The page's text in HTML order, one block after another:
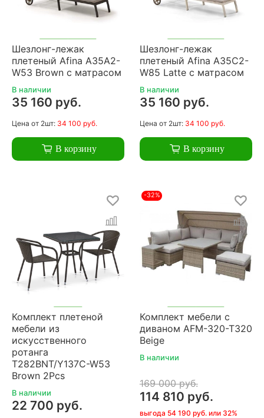
Шезлонг-лежак
плетеный Afina A35A2-
W53 Brown с матрасом
В наличии
35 160 руб.
Цена от 2шт: 34 100 руб.
В корзину
Шезлонг-лежак
плетеный Afina A35C2-
W85 Latte с матрасом
В наличии
35 160 руб.
Цена от 2шт: 34 100 руб.
В корзину
Комплект плетеной
мебели из
искусственного
ротанга
T282BNT/Y137C-W53
Brown 2Pcs
В наличии
22 700 руб.
-32%
Комплект мебели с
диваном AFM-320-T320
Beige
В наличии
169 000 руб.
114 810 руб.
выгода 54 190 руб. или 32%